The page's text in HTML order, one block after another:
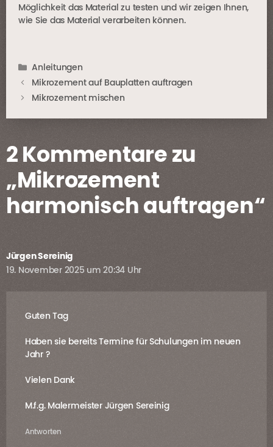
Möglichkeit das Material zu testen und wir zeigen Ihnen,
wie Sie das Material verarbeiten können.
Kategorien
Anleitungen
Mikrozement auf Bauplatten auftragen
Mikrozement mischen
2 Kommentare zu
„Mikrozement
harmonisch auftragen“
Jürgen Sereinig
19. November 2025 um 20:34 Uhr
Guten Tag
Haben sie bereits Termine für Schulungen im neuen
Jahr ?
Vielen Dank
M.f.g. Malermeister Jürgen Sereinig
Antworten